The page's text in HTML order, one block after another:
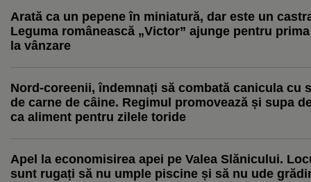
Arată ca un pepene în miniatură, dar este un
Leguma românească „Victor” ajunge pentru
la vânzare
Nord-coreenii, îndemnați să combată canicula cu
de carne de câine. Regimul promovează și supa
ca aliment pentru zilele toride
Apel la economisirea apei pe Valea Slănicului.
sunt rugați să nu umple piscine și să nu ude